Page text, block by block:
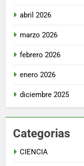
abril 2026
marzo 2026
febrero 2026
enero 2026
diciembre 2025
Categorias
CIENCIA